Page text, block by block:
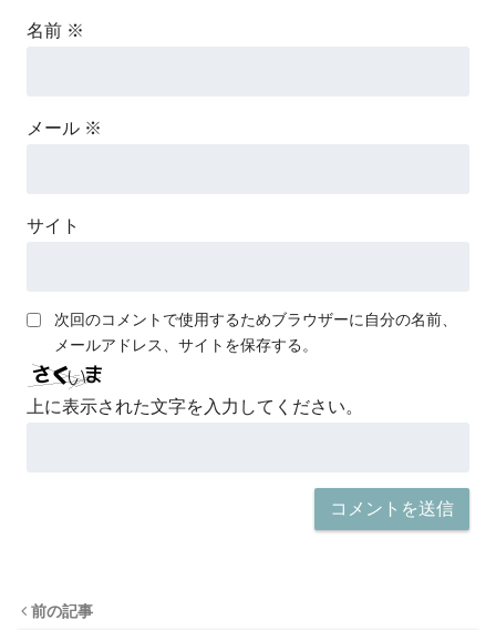
名前 ※
メール ※
サイト
次回のコメントで使用するためブラウザーに自分の名前、
メールアドレス、サイトを保存する。
上に表示された文字を入力してください。
前の記事